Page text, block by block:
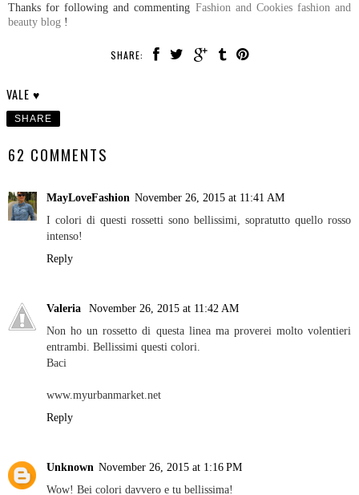
Thanks for following and commenting Fashion and Cookies fashion and
beauty blog !
SHARE:
VALE ♥
SHARE
62 COMMENTS
MayLoveFashion November 26, 2015 at 11:41 AM
I colori di questi rossetti sono bellissimi, sopratutto quello rosso
intenso!
Reply
Valeria
November 26, 2015 at 11:42 AM
Non ho un rossetto di questa linea ma proverei molto volentieri
entrambi. Bellissimi questi colori.
Baci
www.myurbanmarket.net
Reply
Unknown November 26, 2015 at 1:16 PM
Wow! Bei colori davvero e tu bellissima!